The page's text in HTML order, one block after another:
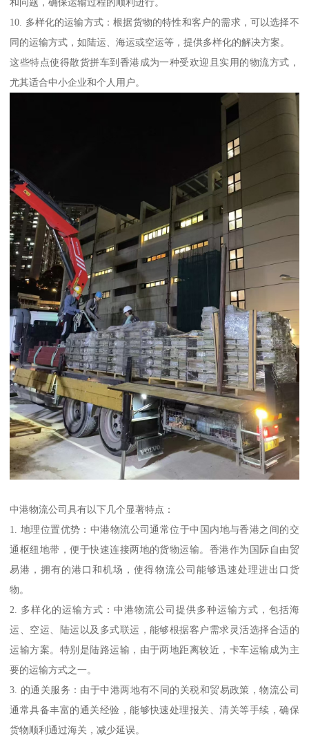
和问题，确保运输过程的顺利进行。
10. 多样化的运输方式：根据货物的特性和客户的需求，可以选择不
同的运输方式，如陆运、海运或空运等，提供多样化的解决方案。
这些特点使得散货拼车到香港成为一种受欢迎且实用的物流方式，
尤其适合中小企业和个人用户。
中港物流公司具有以下几个显著特点：
1. 地理位置优势：中港物流公司通常位于中国内地与香港之间的交
通枢纽地带，便于快速连接两地的货物运输。香港作为国际自由贸
易港，拥有的港口和机场，使得物流公司能够迅速处理进出口货
物。
2. 多样化的运输方式：中港物流公司提供多种运输方式，包括海
运、空运、陆运以及多式联运，能够根据客户需求灵活选择合适的
运输方案。特别是陆路运输，由于两地距离较近，卡车运输成为主
要的运输方式之一。
3. 的通关服务：由于中港两地有不同的关税和贸易政策，物流公司
通常具备丰富的通关经验，能够快速处理报关、清关等手续，确保
货物顺利通过海关，减少延误。